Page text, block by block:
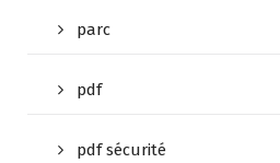
parc
pdf
pdf sécurité